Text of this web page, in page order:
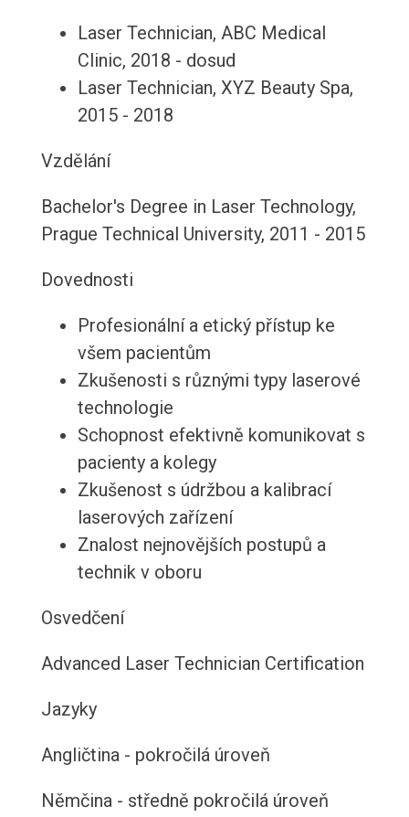
Laser Technician, ABC Medical
Clinic, 2018 - dosud
Laser Technician, XYZ Beauty Spa,
2015 - 2018
Vzdělání
Bachelor's Degree in Laser Technology,
Prague Technical University, 2011 - 2015
Dovednosti
Profesionální a etický přístup ke
všem pacientům
Zkušenosti s různými typy laserové
technologie
Schopnost efektivně komunikovat s
pacienty a kolegy
Zkušenost s údržbou a kalibrací
laserových zařízení
Znalost nejnovějších postupů a
technik v oboru
Osvedčení
Advanced Laser Technician Certification
Jazyky
Angličtina - pokročilá úroveň
Němčina - středně pokročilá úroveň